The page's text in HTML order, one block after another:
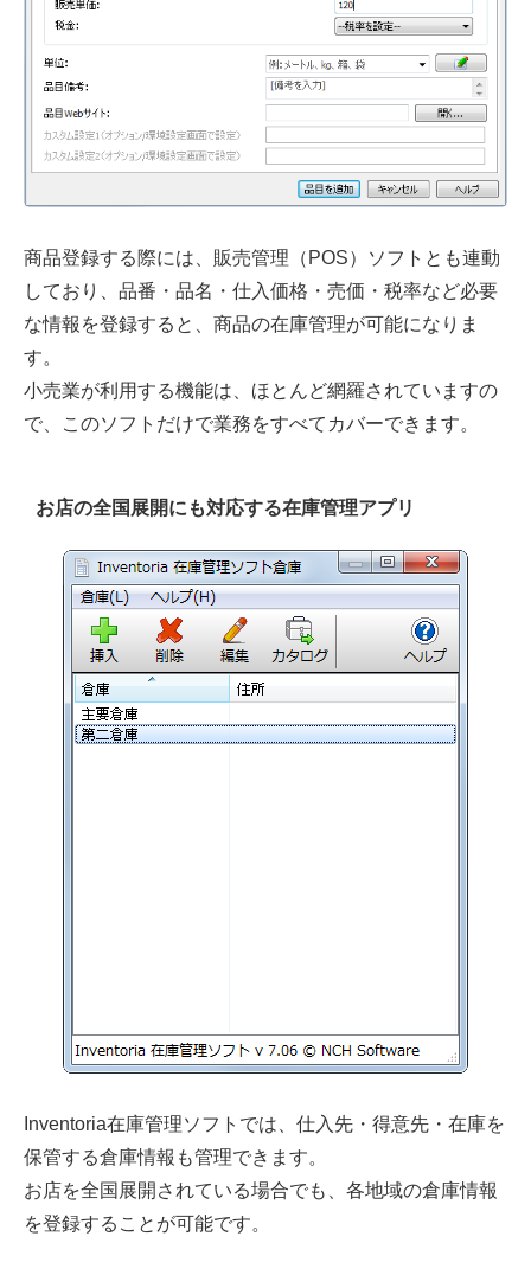
商品登録する際には、販売管理（POS）ソフトとも連動
しており、品番・品名・仕入価格・売価・税率など必要
な情報を登録すると、商品の在庫管理が可能になりま
す。
小売業が利用する機能は、ほとんど網羅されていますの
で、このソフトだけで業務をすべてカバーできます。
お店の全国展開にも対応する在庫管理アプリ
Inventoria在庫管理ソフトでは、仕入先・得意先・在庫を
保管する倉庫情報も管理できます。
お店を全国展開されている場合でも、各地域の倉庫情報
を登録することが可能です。